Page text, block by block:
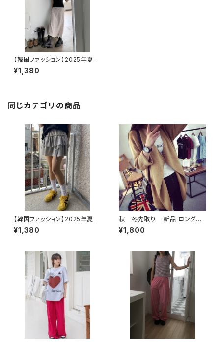
【韓国ファッション】2025年夏
ダンシングリボンTシャツ 半
袖/Tシャツ/トップス/レディース
¥1,380
同じカテゴリの商品
【韓国ファッション】2025年夏
カンカン リボンスカート スカ
ート/ボトムス/レディース
¥1,380
秋 冬先取り 新品 ロングセ
ーター コート ニットカーディガ
ン フリーサイズ アウター ブ
¥1,800